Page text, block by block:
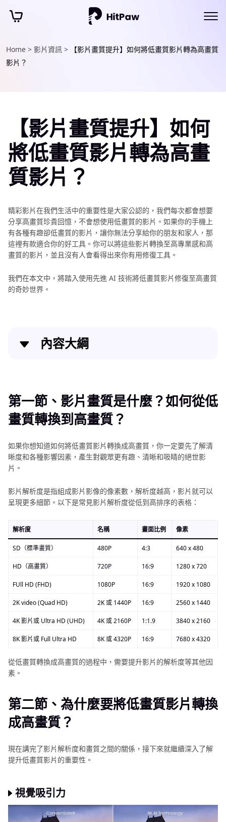
Home > 影片資訊 >
【影片畫質提升】如何將低畫質影片轉為高畫質
影片？
【影片畫質提升】如何
將低畫質影片轉為高畫
質影片？
精彩影片在我們生活中的重要性是大家公認的，我們每次都會想要
分享高畫質珍貴回憶，不會想使用低畫質的影片。如果你的手機上
有各種有趣卻低畫質的影片，讓你無法分享給你的朋友和家人，那
這裡有款適合你的好工具。你可以將這些影片轉換至高專業感和高
畫質的影片，並且沒有人會看得出來你有用修復工具。
我們在本文中，將踏入使用先進 AI 技術將低畫質影片修復至高畫質
的奇妙世界。
內容大綱
第二節、為什麼要將低畫質影片轉換成高畫質？
質？
第四節、轉換低畫質影片至高畫質的常見問題
結語
第一節、影片畫質是什麼？如何從低
畫質轉換到高畫質？
如果你想知道如何將低畫質影片轉換成高畫質，你一定要先了解清
晰度和各種影響因素，產生對觀眾更有趣、清晰和吸睛的絕世影
片。
影片解析度是指組成影片影像的像素數，解析度越高，影片就可以
呈現更多細節。以下是常見影片解析度從低到高排序的表格：
解析度 名稱 畫面比例 像素
SD（標準畫質） 480P 4:3 640 x 480
HD（高畫質） 720P 16:9 1280 x 720
FUll HD (FHD) 1080P 16:9 1920 x 1080
2K video (Quad HD) 2K 或 1440P 16:9 2560 x 1440
4K 影片或 Ultra HD (UHD) 4K 或 2160P 1:1.9 3840 x 2160
8K 影片或 Full Ultra HD 8K 或 4320P 16:9 7680 x 4320
從低畫質轉換成高畫質的過程中，需要提升影片的解析度等其他因
素。
第二節、為什麼要將低畫質影片轉換
成高畫質？
現在講完了影片解析度和畫質之間的關係，接下來就繼續深入了解
提升低畫質影片的重要性。
視覺吸引力